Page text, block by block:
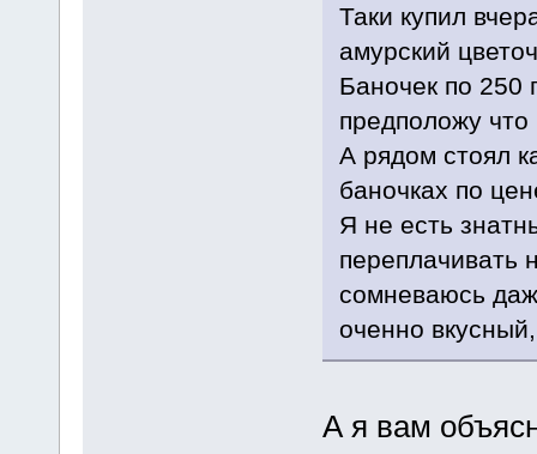
Таки купил
амурский
Баночек по 250
предположу
А рядом стоял
баночках по
Я не есть
переплачивать
сомневаюсь
оченно
А я вам